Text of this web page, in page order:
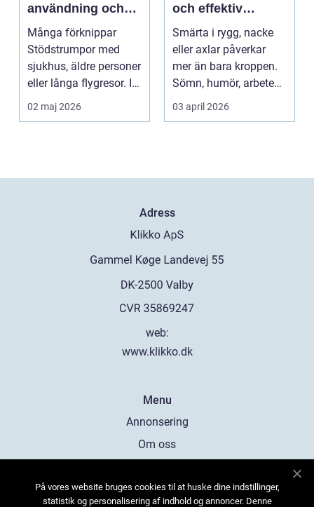
användning och
hur du väljer rätt
Många förknippar
Stödstrumpor med
sjukhus, äldre personer
eller långa flygresor. I
verkligheten är d...
02 maj 2026
och effektiv
smärtlindring
Smärta i rygg, nacke
eller axlar påverkar
mer än bara kroppen.
Sömn, humör, arbete
och vardag blir l...
03 april 2026
Adress
web:
www.klikko.dk
Menu
Annonsering
Om oss
Kontakta oss
På vores website bruges cookies til at huske dine indstillinger,
statistik og personalisering af indhold og annoncer. Denne